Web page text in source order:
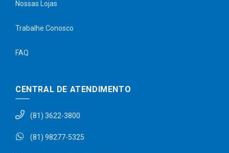
Nossas Lojas
Trabalhe Conosco
FAQ
CENTRAL DE ATENDIMENTO
(81) 3622-3800
(81) 98277-5325